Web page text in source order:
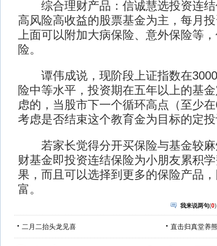
综合理财产品：信诚慧选投资连结
高风险高收益的股票基金为主，每月
上面可以附加大病保险、意外保险等
险。
谭伟成说，现阶段上证指数在3000
险中等水平，投资期在五年以上的基
虑的，当股市下一个循环高点（至少
考虑是否结束这个教育金为目标的定
若家长觉得分开买保险与基金较麻
财基金即投资连结保险为小朋友累积
果，而且可以选择到更多的保险产品
富。
我来说两句(0)
二月二抬头龙见喜 直击归真堂养